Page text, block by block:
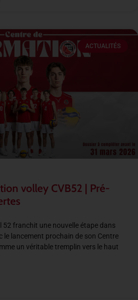
ACTUALITÉS
volley CVB52 | Pré-
52 franchit une nouvelle étape dans
le lancement prochain de son Centre
un véritable tremplin vers le haut